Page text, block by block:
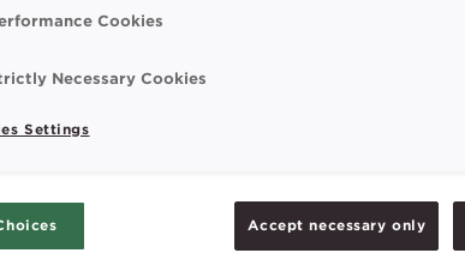
Cookies
Necessary Cookies
Settings
Accept necessary only